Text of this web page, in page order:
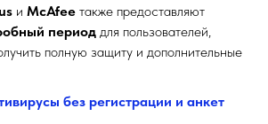
и McAfee также предоставляют
период для пользователей,
полную защиту и дополнительные
без регистрации и анкет